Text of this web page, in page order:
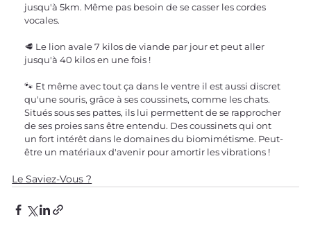
jusqu'à 5km. Même pas besoin de se casser les cordes
vocales.
🥩 Le lion avale 7 kilos de viande par jour et peut aller
jusqu'à 40 kilos en une fois !
🐾 Et même avec tout ça dans le ventre il est aussi discret
qu'une souris, grâce à ses coussinets, comme les chats.
Situés sous ses pattes, ils lui permettent de se rapprocher
de ses proies sans être entendu. Des coussinets qui ont
un fort intérêt dans le domaines du biomimétisme. Peut-
être un matériaux d'avenir pour amortir les vibrations !
Le Saviez-Vous ?